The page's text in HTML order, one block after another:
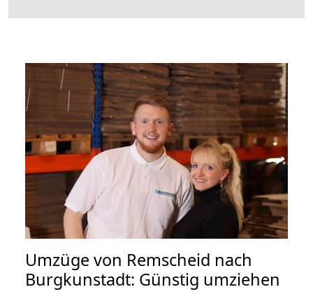
Umzüge von Remscheid nach
Burgkunstadt: Günstig umziehen